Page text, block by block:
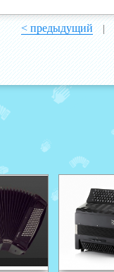
< предыдущий |